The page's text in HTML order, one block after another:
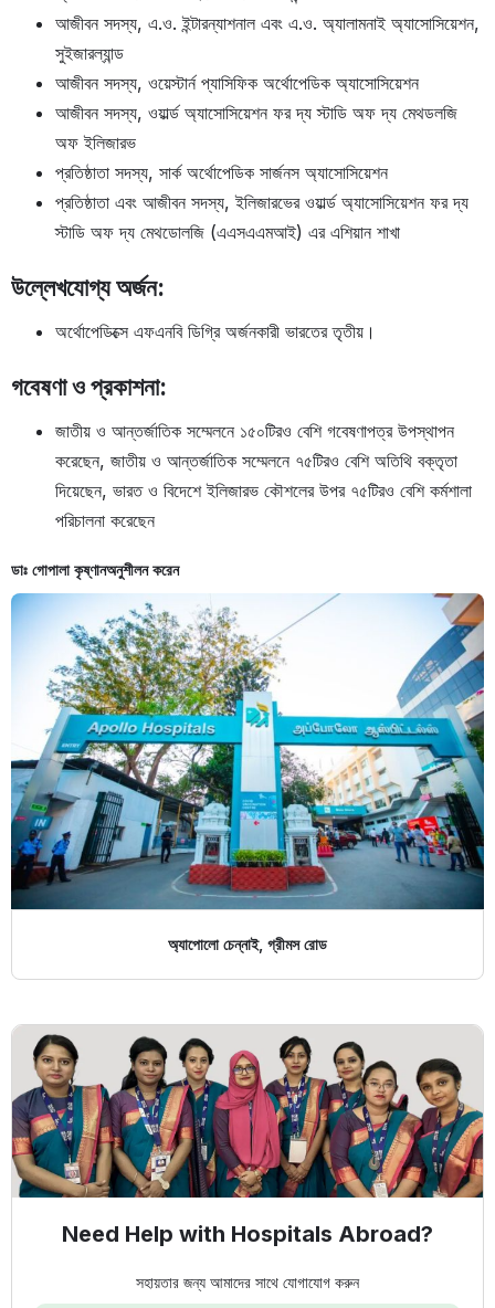
আজীবন সদস্য, এ.ও. ইন্টারন্যাশনাল এবং এ.ও. অ্যালামনাই অ্যাসোসিয়েশন,
সুইজারল্যান্ড
আজীবন সদস্য, ওয়েস্টার্ন প্যাসিফিক অর্থোপেডিক অ্যাসোসিয়েশন
আজীবন সদস্য, ওয়ার্ল্ড অ্যাসোসিয়েশন ফর দ্য স্টাডি অফ দ্য মেথডলজি
অফ ইলিজারভ
প্রতিষ্ঠাতা সদস্য, সার্ক অর্থোপেডিক সার্জনস অ্যাসোসিয়েশন
প্রতিষ্ঠাতা এবং আজীবন সদস্য, ইলিজারভের ওয়ার্ল্ড অ্যাসোসিয়েশন ফর দ্য
স্টাডি অফ দ্য মেথডোলজি (এএসএএমআই) এর এশিয়ান শাখা
উল্লেখযোগ্য অর্জন:
অর্থোপেডিক্সে এফএনবি ডিগ্রি অর্জনকারী ভারতের তৃতীয়।
গবেষণা ও প্রকাশনা:
জাতীয় ও আন্তর্জাতিক সম্মেলনে ১৫০টিরও বেশি গবেষণাপত্র উপস্থাপন
করেছেন, জাতীয় ও আন্তর্জাতিক সম্মেলনে ৭৫টিরও বেশি অতিথি বক্তৃতা
দিয়েছেন, ভারত ও বিদেশে ইলিজারভ কৌশলের উপর ৭৫টিরও বেশি কর্মশালা
পরিচালনা করেছেন
ডাঃ গোপালা কৃষ্ণানঅনুশীলন করেন
অ্যাপোলো চেন্নাই, গ্রীমস রোড
Need Help with Hospitals Abroad?
সহায়তার জন্য আমাদের সাথে যোগাযোগ করুন